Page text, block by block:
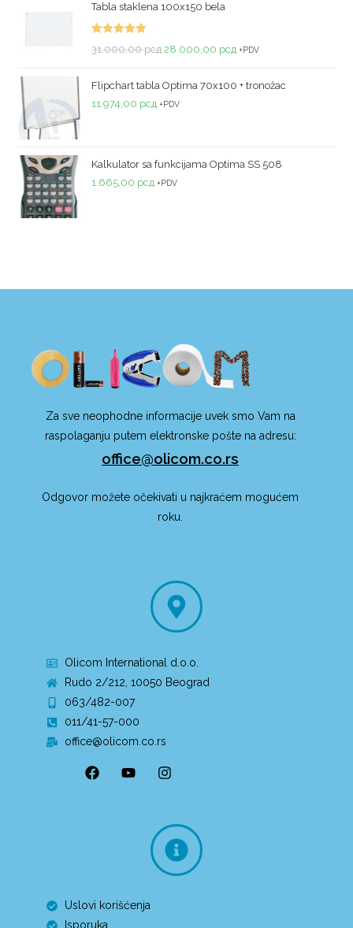
Tabla staklena 100x150 bela
31.000,00рсд 28.000,00 рсд +PDV
Flipchart tabla Optima 70x100 + tronožac
11.974,00 рсд +PDV
Kalkulator sa funkcijama Optima SS 508
1.665,00 рсд +PDV
Za sve neophodne informacije uvek smo Vam na
raspolaganju putem elektronske pošte na adresu:
office@olicom.co.rs
Odgovor možete očekivati u najkraćem mogućem
roku.
Olicom International d.o.o.
Rudo 2/212, 10050 Beograd
063/482-007
011/41-57-000
office@olicom.co.rs
Uslovi korišćenja
Isporuka